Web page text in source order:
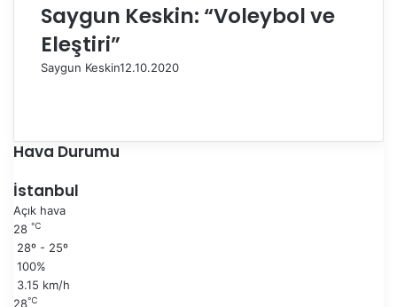
Saygun Keskin: “Voleybol ve
Eleştiri”
Saygun Keskin12.10.2020
e
k
s
a
a
n
k
i
y
f
Hava Durumu
İstanbul
Açık hava
28 ℃
28º - 25º
100%
3.15 km/h
28℃